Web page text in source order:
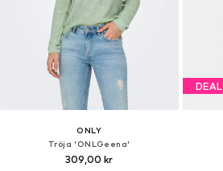
ONLY
Tröja 'ONLGeena'
309,00 kr
DEAL